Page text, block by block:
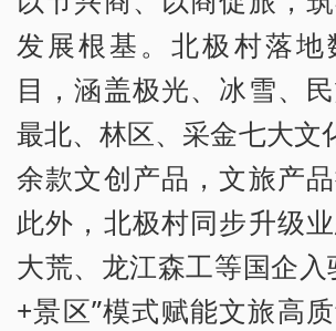
发展根基。北极村落地
目，涵盖极光、冰雪、民
最北、林区、采金七大文
余款文创产品，文旅产品
此外，北极村同步升级
大荒、龙江森工等国企入
+景区”模式赋能文旅高